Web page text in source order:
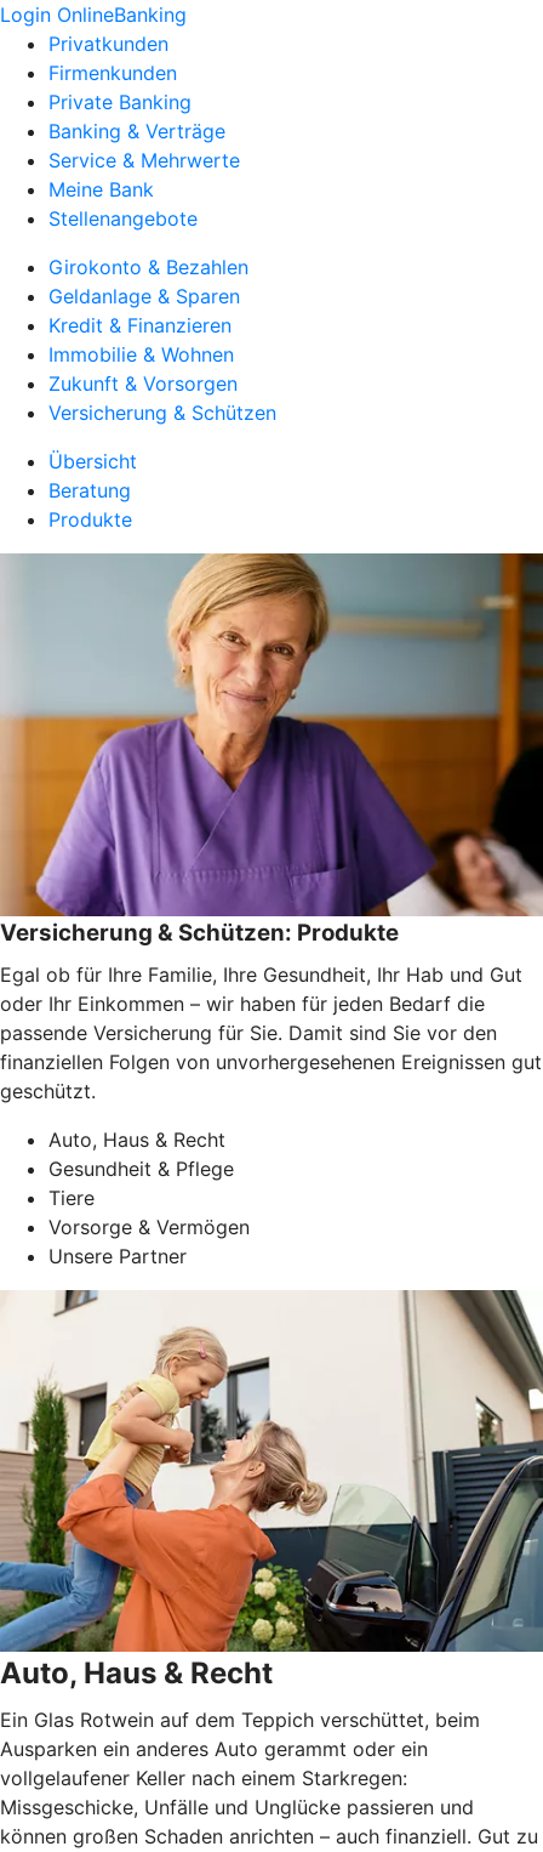
Login OnlineBanking
Privatkunden
Firmenkunden
Private Banking
Banking & Verträge
Service & Mehrwerte
Meine Bank
Stellenangebote
Girokonto & Bezahlen
Geldanlage & Sparen
Kredit & Finanzieren
Immobilie & Wohnen
Zukunft & Vorsorgen
Versicherung & Schützen
Übersicht
Beratung
Produkte
Versicherung & Schützen: Produkte
Egal ob für Ihre Familie, Ihre Gesundheit, Ihr Hab und Gut
oder Ihr Einkommen – wir haben für jeden Bedarf die
passende Versicherung für Sie. Damit sind Sie vor den
finanziellen Folgen von unvorhergesehenen Ereignissen gut
geschützt.
Auto, Haus & Recht
Gesundheit & Pflege
Tiere
Vorsorge & Vermögen
Unsere Partner
Auto, Haus & Recht
Ein Glas Rotwein auf dem Teppich verschüttet, beim
Ausparken ein anderes Auto gerammt oder ein
vollgelaufener Keller nach einem Starkregen:
Missgeschicke, Unfälle und Unglücke passieren und
können großen Schaden anrichten – auch finanziell. Gut zu